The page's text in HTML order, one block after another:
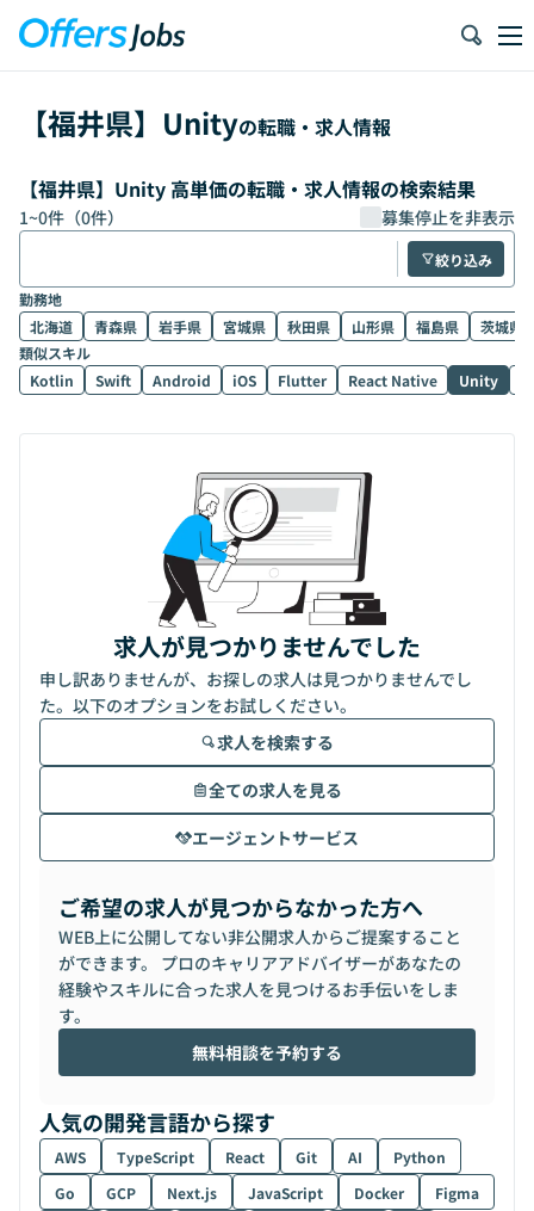
【福井県】 Unityの転職・求人情報
【福井県】Unity 高単価の転職・求人情報の検索結果
1~0件（0件） 募集停止を非表示
絞り込み
勤務地
北海道
青森県 岩手県 宮城県 秋田県 山形県 福島県
茨城県
類似スキル
Kotlin
Swift Android iOS Flutter React Native Unity
求人が見つかりませんでした
申し訳ありませんが、お探しの求人は見つかりませんでし
た。以下のオプションをお試しください。
求人を検索する
全ての求人を見る
エージェントサービス
ご希望の求人が見つからなかった方へ
WEB上に公開してない非公開求人からご提案すること
ができます。 プロのキャリアアドバイザーがあなたの
経験やスキルに合った求人を見つけるお手伝いをしま
す。
無料相談を予約する
人気の開発言語から探す
AWS TypeScript React Git AI
Python
Go
GCP Next.js JavaScript Docker
Figma